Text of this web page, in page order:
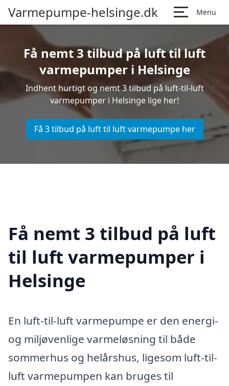
Varmepumpe-helsinge.dk Menu
Få nemt 3 tilbud på luft til luft
varmepumper i Helsinge
Indhent hurtigt og nemt 3 tilbud på luft-til-luft
varmepumper i Helsinge lige her!
Få 3 tilbud på luft til luft varmepumpe her
Få nemt 3 tilbud på luft
til luft varmepumper i
Helsinge
En luft-til-luft varmepumpe er den energi-
og miljøvenlige varmeløsning til både
sommerhus og helårshus, ligesom luft-til-
luft varmepumpen kan bruges til